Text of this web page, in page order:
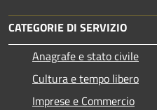
CATEGORIE DI SERVIZIO
Anagrafe e stato civile
Cultura e tempo libero
Imprese e Commercio